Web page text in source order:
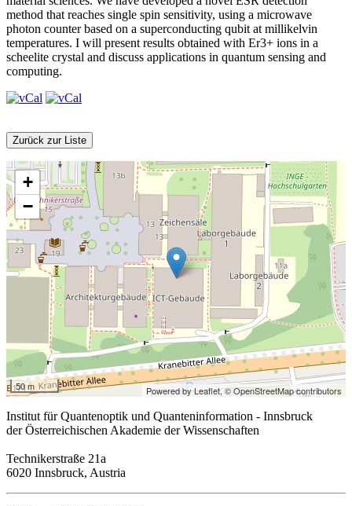
method that reaches single spin sensitivity, using a microwave
photon counter based on a superconducting qubit at millikelvin
temperatures. I will present results obtained with Er3+ ions in a
scheelite crystal and discuss applications in quantum sensing and
computing.
Zurück zur Liste
+
−
50 m Powered by Leaflet,© OpenStreetMap contributors
Institut für Quantenoptik und Quanteninformation - Innsbruck
der Österreichischen Akademie der Wissenschaften
Technikerstraße 21a
6020 Innsbruck, Austria